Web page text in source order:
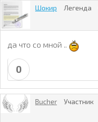
Шокир Легенда
да что со мной ..
0
Bucher Участник